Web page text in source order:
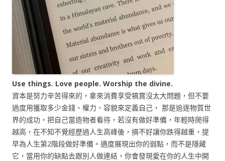
Use things. Love people. Worship the divine.
資本是努力辛苦得來的，拿來消費享受犒賞沒太大問題，但不要
過度用獲取多少金錢、權力、容貌來定義自己， 那是追逐物質世
界的成功，把自己當造物者看待，若沒有做好準備，年輕時爬得
越高，在不知不覺經歷過人生高峰後，搞不好讓你跌得越重，提
早為人生第2階段做好準備。適度展現出你的弱點，而不是隱藏
它，當用你的缺點去跟別人做連結，你會發現愛在你的人生中開